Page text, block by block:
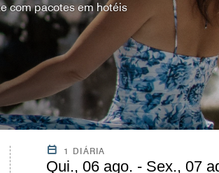
com pacotes em hotéis
1 DIÁRIA
Qui., 06 ago. - Sex., 07